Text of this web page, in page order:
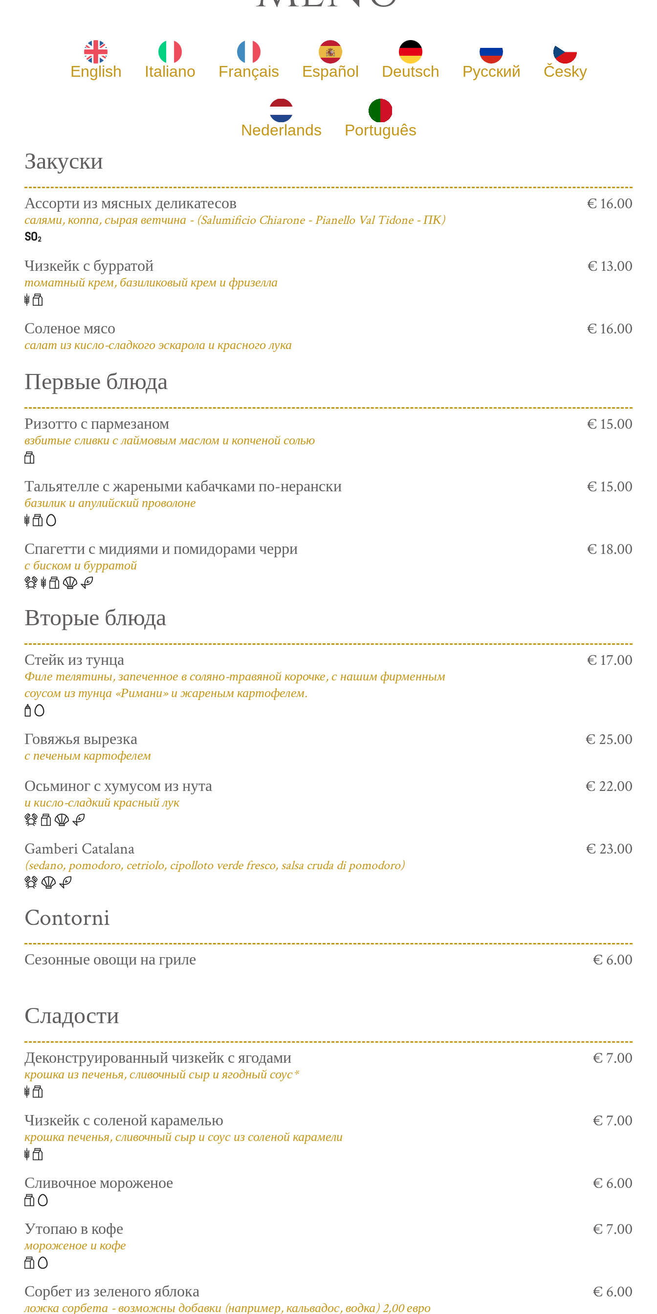
English Italiano Français Español Deutsch Русский Česky
Nederlands Português
Закуски
Ассорти из мясных деликатесов
салями, коппа, сырая ветчина - (Salumificio Chiarone - Pianello Val Tidone - ПК)
€ 16.00
Чизкейк с бурратой
томатный крем, базиликовый крем и фризелла
€ 13.00
Соленое мясо
салат из кисло-сладкого эскарола и красного лука
€ 16.00
Первые блюда
Ризотто с пармезаном
взбитые сливки с лаймовым маслом и копченой солью
€ 15.00
Тальятелле с жареными кабачками по-нерански
базилик и апулийский проволоне
€ 15.00
Спагетти с мидиями и помидорами черри
с биском и бурратой
€ 18.00
Вторые блюда
Стейк из тунца
Филе телятины, запеченное в соляно-травяной корочке, с нашим фирменным
соусом из тунца «Римани» и жареным картофелем.
€ 17.00
Говяжья вырезка
с печеным картофелем
€ 25.00
Осьминог с хумусом из нута
и кисло-сладкий красный лук
€ 22.00
Gamberi Catalana
(sedano, pomodoro, cetriolo, cipolloto verde fresco, salsa cruda di pomodoro)
€ 23.00
Contorni
Сезонные овощи на гриле € 6.00
Сладости
Деконструированный чизкейк с ягодами
крошка из печенья, сливочный сыр и ягодный соус*
€ 7.00
Чизкейк с соленой карамелью
крошка печенья, сливочный сыр и соус из соленой карамели
€ 7.00
Сливочное мороженое € 6.00
Утопаю в кофе
мороженое и кофе
€ 7.00
Сорбет из зеленого яблока
ложка сорбета - возможны добавки (например, кальвадос, водка) 2,00 евро
€ 6.00